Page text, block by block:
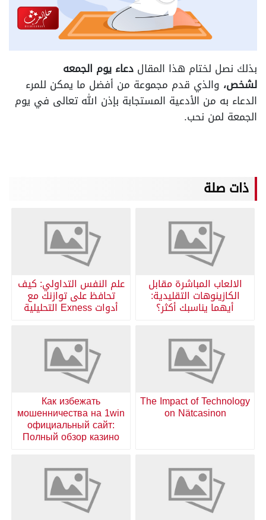
بذلك نصل لختام هذا المقال دعاء يوم الجمعه
لشخص، والذي قدم مجموعة من أفضل ما يمكن للمرء
الدعاء به من الأدعية المستجابة بإذن الله تعالى في يوم
الجمعة لمن نحب.
ذات صلة
الالعاب المباشرة مقابل
الكازينوهات التقليدية:
أيهما يناسبك أكثر؟
علم النفس التداولي: كيف
تحافظ على توازنك مع
أدوات Exness التحليلية
The Impact of Technology
on Nätcasinon
Как избежать
мошенничества на 1win
официальный сайт:
Полный обзор казино